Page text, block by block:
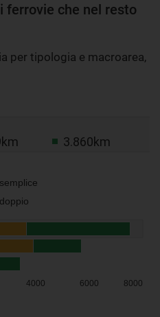
ferrovie che nel resto
per tipologia e macroarea,